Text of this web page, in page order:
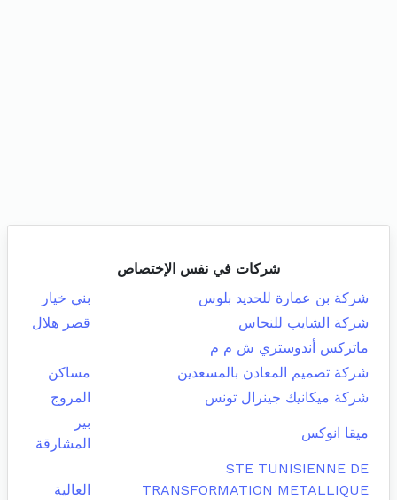
شركات في نفس الإختصاص
شركة بن عمارة للحديد بلوس
بني خيار
شركة الشايب للنحاس
قصر هلال
ماتركس أندوستري ش م م
شركة تصميم المعادن بالمسعدين
مساكن
شركة ميكانيك جينرال تونس
المروج
ميقا انوكس
بير
المشارقة
STE TUNISIENNE DE
TRANSFORMATION METALLIQUE
العالية